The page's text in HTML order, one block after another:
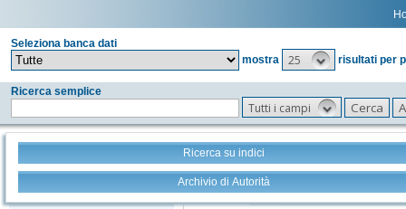
Seleziona banca dati
mostra
25 risultati per
Ricerca semplice
Tutti i campi
Ricerca su indici
Archivio di Autorità
Stampa - Email - Export Tutto +